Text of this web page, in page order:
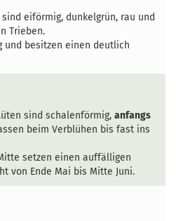
eiförmig, dunkelgrün, rau und
Trieben.
und besitzen einen deutlich
sind schalenförmig, anfangs
beim Verblühen bis fast ins
setzen einen auffälligen
von Ende Mai bis Mitte Juni.